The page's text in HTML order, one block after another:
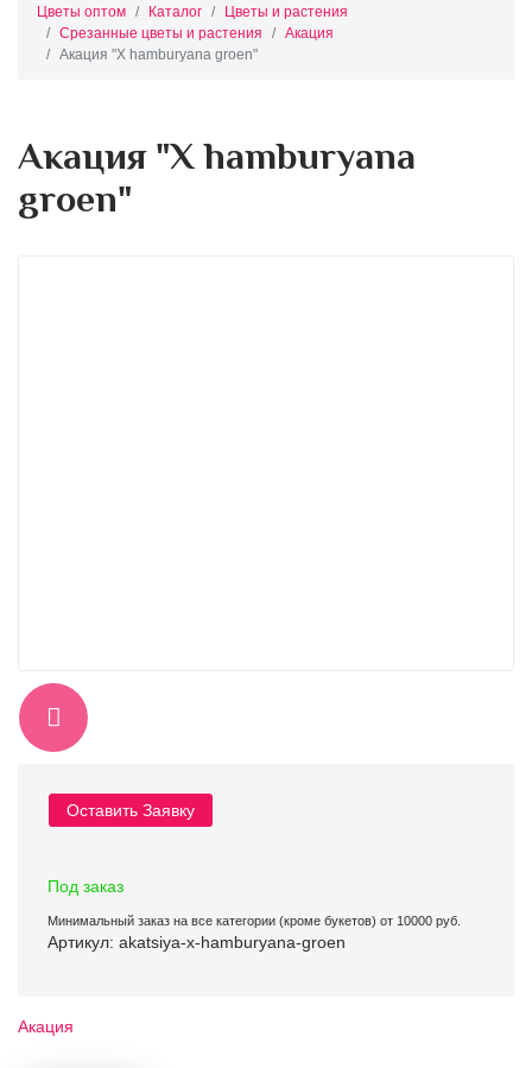
Цветы оптом Каталог
Цветы и растения
Срезанные цветы и растения
Акация
Акация "X hamburyana groen"
Акация "X hamburyana
groen"
Оставить Заявку
Под заказ
Минимальный заказ на все категории (кроме букетов) от 10000 руб.
Артикул: akatsiya-x-hamburyana-groen
Акация